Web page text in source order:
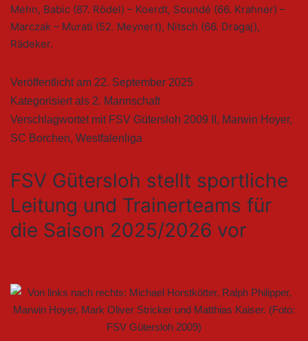
Mehn, Babic (87. Rödel) – Koerdt, Soundé (66. Krahner) –
Marczak – Murati (52. Meynert), Nitsch (66. Dragaj),
Rädeker.
Veröffentlicht am 22. September 2025
Kategorisiert als 2. Mannschaft
Verschlagwortet mit FSV Gütersloh 2009 II , Marwin Hoyer,
SC Borchen, Westfalenliga
FSV Gütersloh stellt sportliche
Leitung und Trainerteams für
die Saison 2025/2026 vor